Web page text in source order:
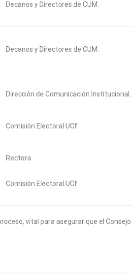
Decanos y Directores de CUM.
Decanos y Directores de CUM.
Dirección de Comunicación Institucional.
Comisión Electoral UCf.
Rectora
Comisión Electoral UCf.
vital para asegurar que el